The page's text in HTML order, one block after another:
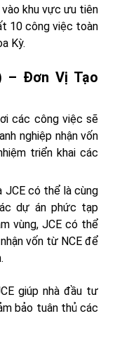
khu vực ưu tiên
10 công việc toàn
Kỳ.
– Đơn Vị Tạo
các công việc sẽ
nghiệp nhận vốn
triển khai các
JCE có thể là cùng
dự án phức tạp
vùng, JCE có thể
vốn từ NCE để
giúp nhà đầu tư
bảo tuân thủ các